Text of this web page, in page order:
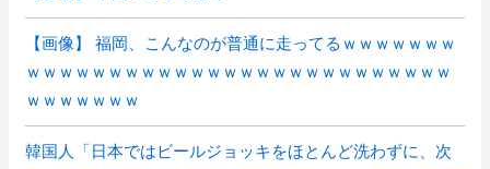
【画像】 福岡、こんなのが普通に走ってるｗｗｗｗｗｗｗ
ｗｗｗｗｗｗｗｗｗｗｗｗｗｗｗｗｗｗｗｗｗｗｗｗｗｗ
ｗｗｗｗｗｗｗ
韓国人「日本ではビールジョッキをほとんど洗わずに、次